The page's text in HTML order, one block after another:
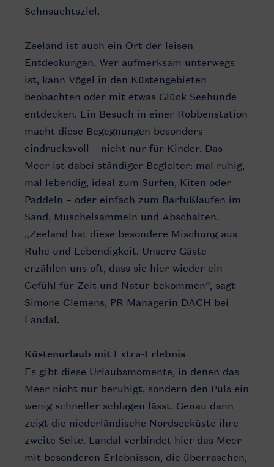
Sehnsuchtsziel.
Zeeland ist auch ein Ort der leisen
Entdeckungen. Wer aufmerksam unterwegs
ist, kann Vögel in den Küstengebieten
beobachten oder mit etwas Glück Seehunde
entdecken. Ein Besuch in einer Robbenstation
macht diese Begegnungen besonders
eindrucksvoll – nicht nur für Kinder. Das
Meer ist dabei ständiger Begleiter: mal ruhig,
mal lebendig, ideal zum Surfen, Kiten oder
Paddeln – oder einfach zum Barfußlaufen im
Sand, Muschelsammeln und Abschalten.
„Zeeland hat diese besondere Mischung aus
Ruhe und Lebendigkeit. Unsere Gäste
erzählen uns oft, dass sie hier wieder ein
Gefühl für Zeit und Natur bekommen“, sagt
Simone Clemens, PR Managerin DACH bei
Landal.
Küstenurlaub mit Extra-Erlebnis
Es gibt diese Urlaubsmomente, in denen das
Meer nicht nur beruhigt, sondern den Puls ein
wenig schneller schlagen lässt. Genau dann
zeigt die niederländische Nordseeküste ihre
zweite Seite. Landal verbindet hier das Meer
mit besonderen Erlebnissen, die überraschen,